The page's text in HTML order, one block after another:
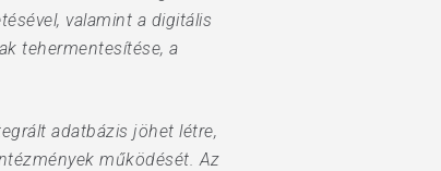
valamint a digitális
tehermentesítése, a
adatbázis jöhet létre,
működését. Az